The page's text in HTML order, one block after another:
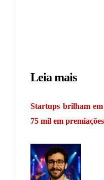
Leia mais
Startups brilham
75 mil em premiações